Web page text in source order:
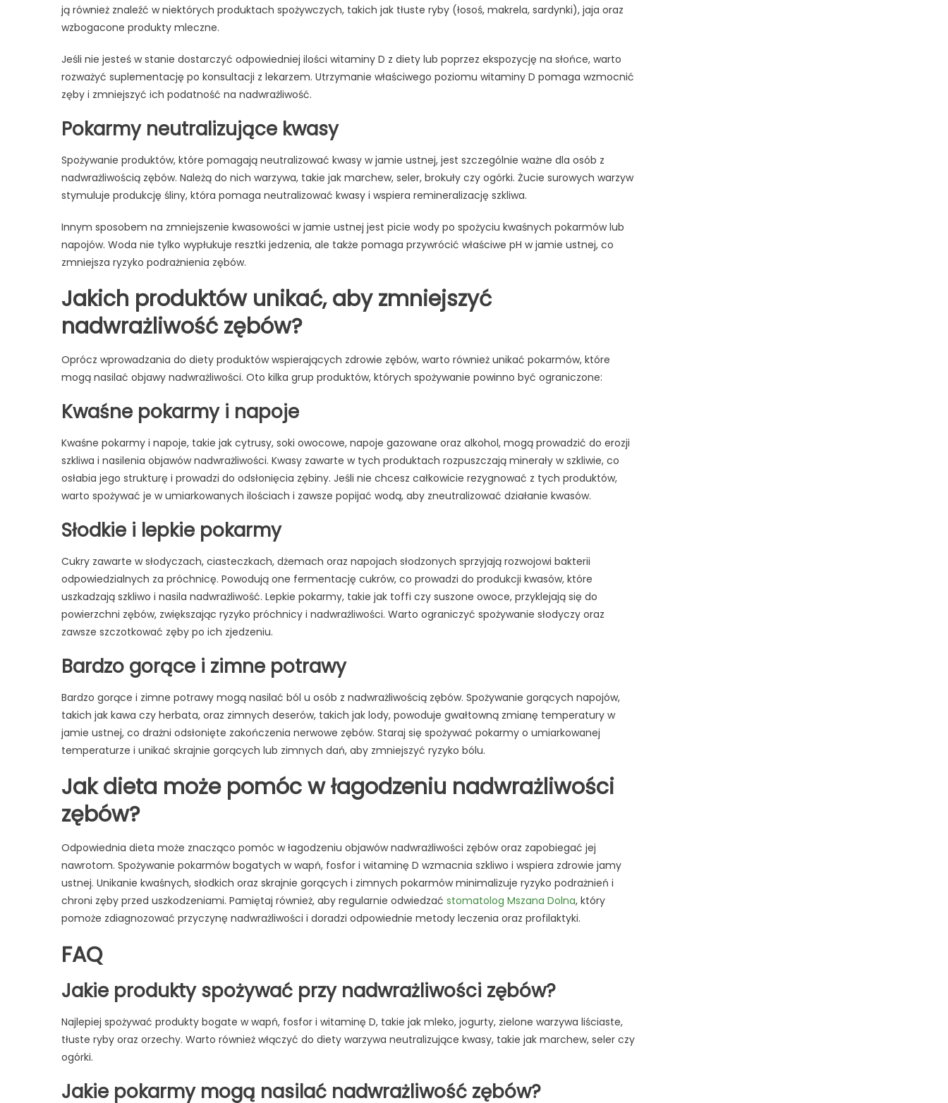
ją również znaleźć w niektórych produktach spożywczych, takich jak tłuste ryby (łosoś, makrela, sardynki), jaja oraz
wzbogacone produkty mleczne.
Jeśli nie jesteś w stanie dostarczyć odpowiedniej ilości witaminy D z diety lub poprzez ekspozycję na słońce, warto
rozważyć suplementację po konsultacji z lekarzem. Utrzymanie właściwego poziomu witaminy D pomaga wzmocnić
zęby i zmniejszyć ich podatność na nadwrażliwość.
Pokarmy neutralizujące kwasy
Spożywanie produktów, które pomagają neutralizować kwasy w jamie ustnej, jest szczególnie ważne dla osób z
nadwrażliwością zębów. Należą do nich warzywa, takie jak marchew, seler, brokuły czy ogórki. Żucie surowych warzyw
stymuluje produkcję śliny, która pomaga neutralizować kwasy i wspiera remineralizację szkliwa.
Innym sposobem na zmniejszenie kwasowości w jamie ustnej jest picie wody po spożyciu kwaśnych pokarmów lub
napojów. Woda nie tylko wypłukuje resztki jedzenia, ale także pomaga przywrócić właściwe pH w jamie ustnej, co
zmniejsza ryzyko podrażnienia zębów.
Jakich produktów unikać, aby zmniejszyć
nadwrażliwość zębów?
Oprócz wprowadzania do diety produktów wspierających zdrowie zębów, warto również unikać pokarmów, które
mogą nasilać objawy nadwrażliwości. Oto kilka grup produktów, których spożywanie powinno być ograniczone:
Kwaśne pokarmy i napoje
Kwaśne pokarmy i napoje, takie jak cytrusy, soki owocowe, napoje gazowane oraz alkohol, mogą prowadzić do erozji
szkliwa i nasilenia objawów nadwrażliwości. Kwasy zawarte w tych produktach rozpuszczają minerały w szkliwie, co
osłabia jego strukturę i prowadzi do odsłonięcia zębiny. Jeśli nie chcesz całkowicie rezygnować z tych produktów,
warto spożywać je w umiarkowanych ilościach i zawsze popijać wodą, aby zneutralizować działanie kwasów.
Słodkie i lepkie pokarmy
Cukry zawarte w słodyczach, ciasteczkach, dżemach oraz napojach słodzonych sprzyjają rozwojowi bakterii
odpowiedzialnych za próchnicę. Powodują one fermentację cukrów, co prowadzi do produkcji kwasów, które
uszkadzają szkliwo i nasila nadwrażliwość. Lepkie pokarmy, takie jak toffi czy suszone owoce, przyklejają się do
powierzchni zębów, zwiększając ryzyko próchnicy i nadwrażliwości. Warto ograniczyć spożywanie słodyczy oraz
zawsze szczotkować zęby po ich zjedzeniu.
Bardzo gorące i zimne potrawy
Bardzo gorące i zimne potrawy mogą nasilać ból u osób z nadwrażliwością zębów. Spożywanie gorących napojów,
takich jak kawa czy herbata, oraz zimnych deserów, takich jak lody, powoduje gwałtowną zmianę temperatury w
jamie ustnej, co drażni odsłonięte zakończenia nerwowe zębów. Staraj się spożywać pokarmy o umiarkowanej
temperaturze i unikać skrajnie gorących lub zimnych dań, aby zmniejszyć ryzyko bólu.
Jak dieta może pomóc w łagodzeniu nadwrażliwości
zębów?
Odpowiednia dieta może znacząco pomóc w łagodzeniu objawów nadwrażliwości zębów oraz zapobiegać jej
nawrotom. Spożywanie pokarmów bogatych w wapń, fosfor i witaminę D wzmacnia szkliwo i wspiera zdrowie jamy
ustnej. Unikanie kwaśnych, słodkich oraz skrajnie gorących i zimnych pokarmów minimalizuje ryzyko podrażnień i
chroni zęby przed uszkodzeniami. Pamiętaj również, aby regularnie odwiedzać stomatolog Mszana Dolna, który
pomoże zdiagnozować przyczynę nadwrażliwości i doradzi odpowiednie metody leczenia oraz profilaktyki.
FAQ
Jakie produkty spożywać przy nadwrażliwości zębów?
Najlepiej spożywać produkty bogate w wapń, fosfor i witaminę D, takie jak mleko, jogurty, zielone warzywa liściaste,
tłuste ryby oraz orzechy. Warto również włączyć do diety warzywa neutralizujące kwasy, takie jak marchew, seler czy
ogórki.
Jakie pokarmy mogą nasilać nadwrażliwość zębów?